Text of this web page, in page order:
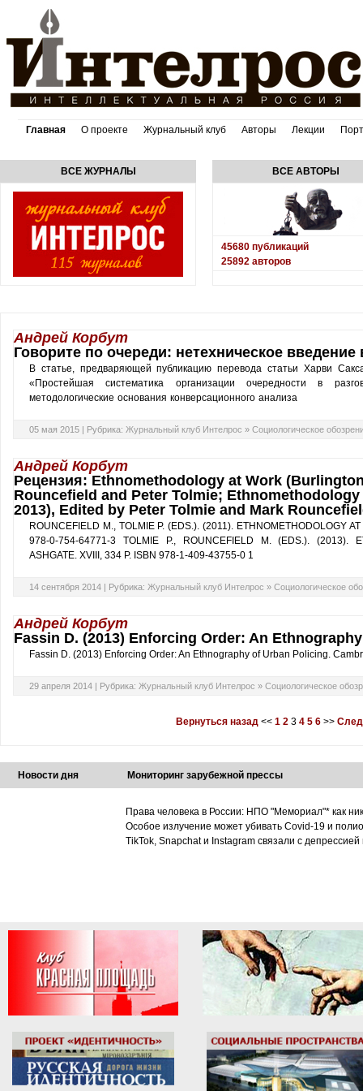
Главная О проекте Журнальный клуб Авторы Лекции
ВСЕ ЖУРНАЛЫ ВСЕ АВТОРЫ
45680 публикаций
25892 авторов
Андрей Корбут
Говорите по очереди: нетехническое
В статье, предваряющей публикацию перевода статьи Харви
«Простейшая систематика организации очередности в
методологические основания конверсационного анализа
05 мая 2015 | Рубрика: Журнальный клуб Интелрос » Социологическое
Андрей Корбут
Рецензия: Ethnomethodology at Work
Rouncefield and Peter Tolmie;
2013), Edited by Peter Tolmie and Mark
ROUNCEFIELD M., TOLMIE P. (EDS.). (2011). ETHNOMETHODOLOGY
978-0-754-64771-3 TOLMIE P., ROUNCEFIELD M. (EDS.). (2013).
ASHGATE. XVIII, 334 P. ISBN 978-1-409-43755-0 1
14 сентября 2014 | Рубрика: Журнальный клуб Интелрос » Социологическое
Андрей Корбут
Fassin D. (2013) Enforcing Order: An
Fassin D. (2013) Enforcing Order: An Ethnography of Urban Policing.
29 апреля 2014 | Рубрика: Журнальный клуб Интелрос » Социологическое
Вернуться назад << 1 2 3 4 5 6 >>
Новости дня Мониторинг зарубежной прессы
Права человека в России: НПО "Мемориал"* как
Особое излучение может убивать Covid-19 и
TikTok, Snapchat и Instagram связали с